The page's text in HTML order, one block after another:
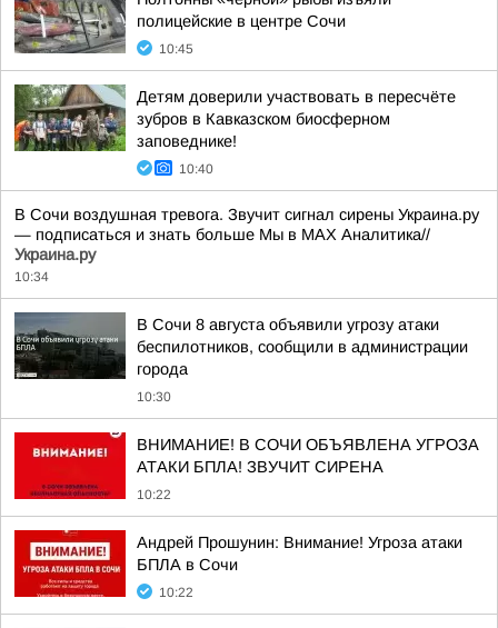
полицейские в центре Сочи
10:45
Детям доверили участвовать в пересчёте
зубров в Кавказском биосферном
заповеднике!
10:40
В Сочи воздушная тревога. Звучит сигнал сирены Украина.ру
— подписаться и знать больше Мы в MAX Аналитика//
Украина.ру
10:34
В Сочи 8 августа объявили угрозу атаки
беспилотников, сообщили в администрации
города
10:30
ВНИМАНИЕ! В СОЧИ ОБЪЯВЛЕНА УГРОЗА
АТАКИ БПЛА! ЗВУЧИТ СИРЕНА
10:22
Андрей Прошунин: Внимание! Угроза атаки
БПЛА в Сочи
10:22